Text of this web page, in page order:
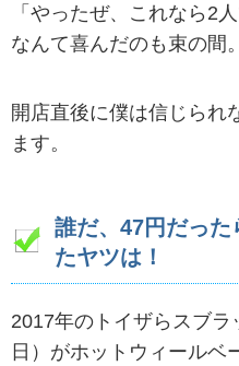
「やったぜ、これなら2
なんて喜んだのも束の間。
開店直後に僕は信じられ
ます。
誰だ、47円だった
たヤツは！
2017年のトイザらスブ
日）がホットウィールベ